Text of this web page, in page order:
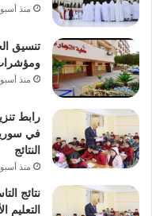
منذ
ومؤشرات
منذ
في
النتائج
منذ
التعليم